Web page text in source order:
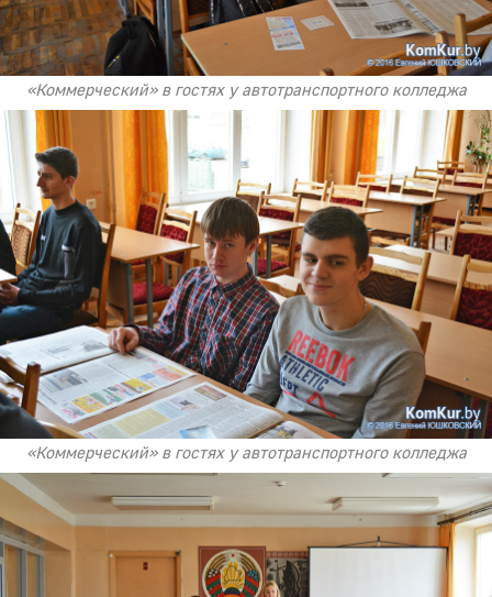
«Коммерческий» в гостях у автотранспортного колледжа
«Коммерческий» в гостях у автотранспортного колледжа